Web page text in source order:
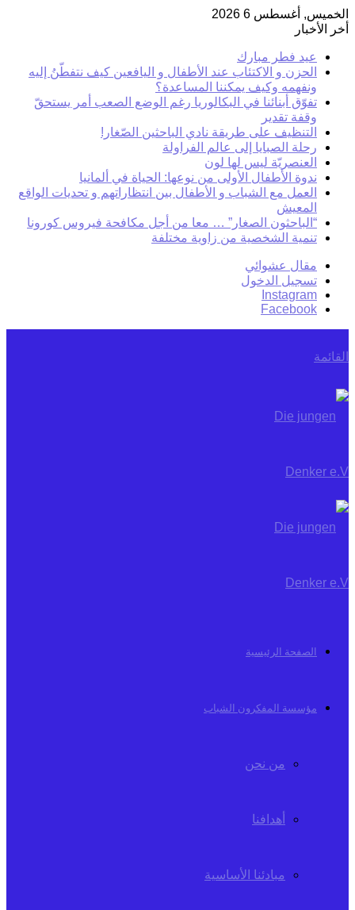
الخميس, أغسطس 6 2026
أخر الأخبار
عيد فطر مبارك
الحزن و الاكتئاب عند الأطفال و اليافعين كيف نتفطّنُ إليه
ونفهمه وكيف يمكننا المساعدة؟
تفوّق أبنائنا في البكالوريا رغم الوضع الصعب أمر يستحقّ
وقفة تقدير
التنظيف على طريقة نادي الباحثين الصّغار!
رحلة الصبايا إلى عالم الفراولة
العنصريّة ليس لها لون
ندوة الأطفال الأولى من نوعها: الحياة في ألمانيا
العمل مع الشباب و الأطفال بين انتظاراتهم و تحديات الواقع
المعيش
“الباحثون الصغار” … معا من أجل مكافحة فيروس كورونا
تنمية الشخصية من زاوية مختلفة
مقال عشوائي
تسجيل الدخول
Instagram
Facebook
القائمة
الصفحة الرئيسية
مؤسسة المفكرون الشباب
من نحن
أهدافنا
مبادئنا الأساسية